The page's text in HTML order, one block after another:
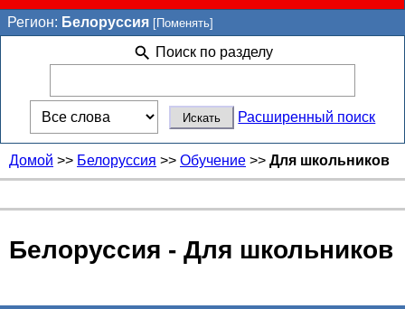
Регион: Белоруссия [Поменять]
Поиск по разделу
Расширенный поиск
Домой >> Белоруссия >> Обучение >> Для школьников
Белоруссия - Для школьников